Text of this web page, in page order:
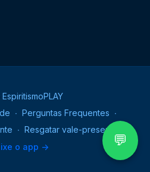
💬
∙ Perguntas Frequentes ∙
∙ Resgatar vale-presente
o app ->